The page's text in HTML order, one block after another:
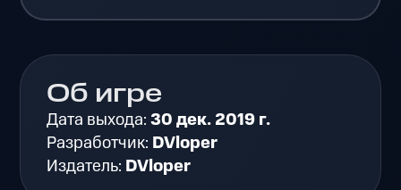
Об игре
Дата выхода:30 дек. 2019 г.
Разработчик: DVloper
Издатель: DVloper